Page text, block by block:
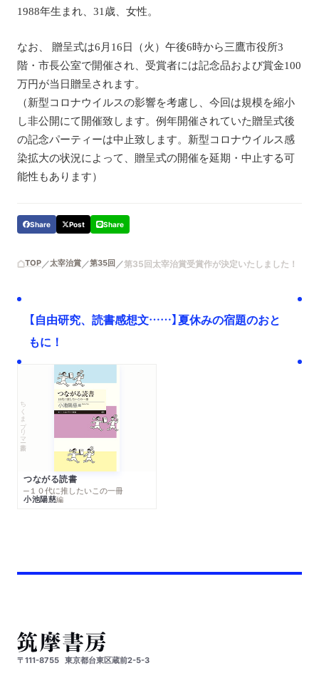
1988年生まれ、31歳、女性。
なお、
贈呈式は6月16日（火）午後6時から三鷹市役所3
階・市長公室で開催され、受賞者には記念品および賞金100
万円が当日贈呈されます。
（新型コロナウイルスの影響を考慮し、今回は規模を縮小
し非公開にて開催致します。例年開催されていた贈呈式後
の記念パーティーは中止致します。新型コロナウイルス感
染拡大の状況によって、贈呈式の開催を延期・中止する可
能性もあります）
Share Post Share
TOP 太宰治賞 第35回 第35回太宰治賞受賞作が決定いたしました！
【自由研究、読書感想文……】夏休みの宿題のおと
もに！
ちくまプリマー新書
つながる読書
─１０代に推したいこの一冊
小池陽慈編
〒111-8755 東京都台東区蔵前2-5-3